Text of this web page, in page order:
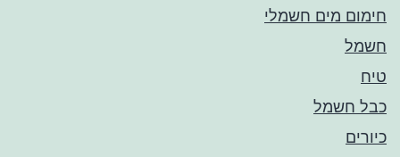
חימום מים חשמלי
חשמל
טיח
כבל חשמל
כיורים